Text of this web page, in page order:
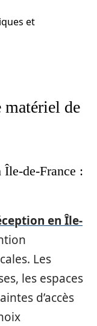
et
matériel de
Île-de-France :
en Île-
Les
les espaces
d’accès